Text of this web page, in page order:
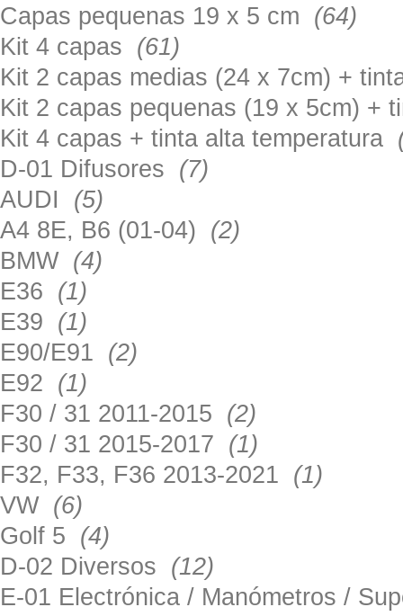
Capas pequenas 19 x 5 cm (64)
Kit 4 capas (61)
Kit 2 capas medias (24 x 7cm) +
Kit 2 capas pequenas (19 x 5cm) +
Kit 4 capas + tinta alta temperatura
D-01 Difusores (7)
AUDI (5)
A4 8E, B6 (01-04) (2)
BMW (4)
E36 (1)
E39 (1)
E90/E91 (2)
E92 (1)
F30 / 31 2011-2015 (2)
F30 / 31 2015-2017 (1)
F32, F33, F36 2013-2021 (1)
VW (6)
Golf 5 (4)
D-02 Diversos (12)
E-01 Electrónica / Manómetros /